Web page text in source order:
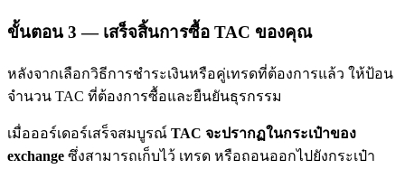
Deposit & Trade BTC to Share 25000 USDT prize pool!
Deposit CASHCAT & Win
ขั้นตอน 3 — เสร็จสิ้นการซื้อ TAC ของคุณ
หลังจากเลือกวิธีการชำระเงินหรือคู่เทรดที่ต้องการแล้ว ให้ป้อน
จำนวน TAC ที่ต้องการซื้อและยืนยันธุรกรรม
เมื่อออร์เดอร์เสร็จสมบูรณ์ TAC จะปรากฏในกระเป๋าของ
exchange ซึ่งสามารถเก็บไว้ เทรด หรือถอนออกไปยังกระเป๋า